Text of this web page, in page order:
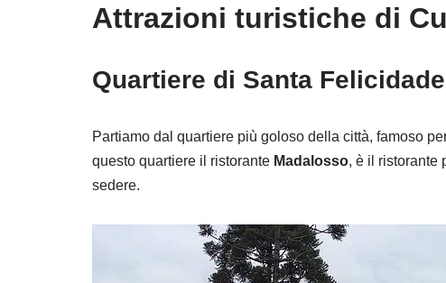
Attrazioni turistiche di
Quartiere di Santa Felicidade
Partiamo dal quartiere più goloso della città, famoso
questo quartiere il ristorante Madalosso, è il ristorante
sedere.